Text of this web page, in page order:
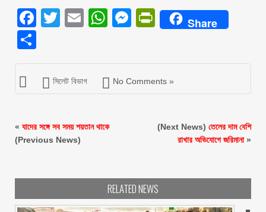
Facebook
Twitter
EmailWhatsApp
Messenger
PrintFriendly
Share
সিলেট বিভাগ No Comments »
« যাদের সঙ্গে সব সময় শয়তান থাকে
(Previous News)
(Next News) তেলের দাম বেশি
রাখার অভিযোগে জরিমানা»
RELATED NEWS